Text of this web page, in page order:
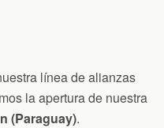
línea de alianzas
la apertura de nuestra
(Paraguay).